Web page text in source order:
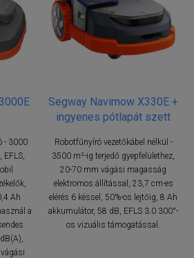
- 3000
Ah
a
Segway Navimow X330E +
ingyenes pótlapát szett
Robotfűnyíró vezetőkábel nélkül -
3500 m²-ig terjedő gyepfelülethez,
20-70 mm vágási magasság
elektromos állítással, 23,7 cm-es
elérés 6 késsel, 50%-os lejtőig, 8 Ah
akkumulátor, 58 dB, EFLS 3.0 300°-
os vizuális támogatással.